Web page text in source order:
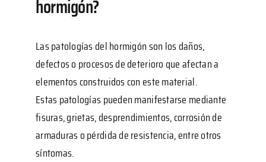
hormigón?
Las patologías del hormigón son los daños,
defectos o procesos de deterioro que afectan a
elementos construidos con este material.
Estas patologías pueden manifestarse mediante
fisuras, grietas, desprendimientos, corrosión de
armaduras o pérdida de resistencia, entre otros
síntomas.